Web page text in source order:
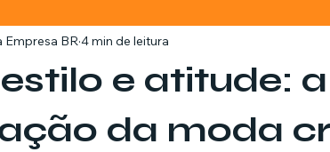
Sem categoria Tecnologia
Investimentos Renda Extra
estilo e atitude:
da moda
Empresa BR 4 min de leitura